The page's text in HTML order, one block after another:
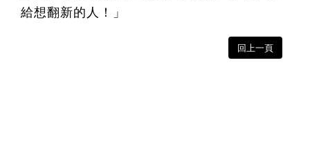
給想翻新的人！」
回上一頁